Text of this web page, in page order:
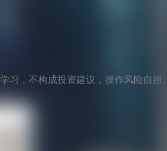
习，不构成投资建议，操作风险自担